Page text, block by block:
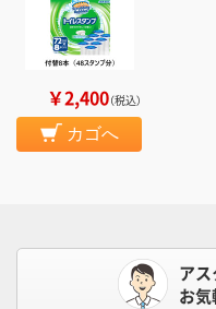
￥2,400（税込）
カゴへ
ア
お気